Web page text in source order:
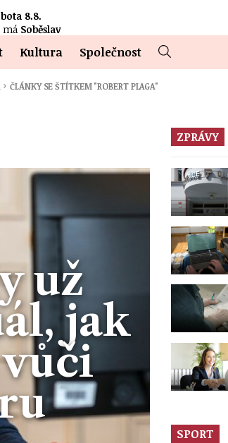
8.8.
má Soběslav
Kultura Společnost
› ČLÁNKY SE ŠTÍTKEM "ROBERT PLAGA"
už
jak
ZPRÁVY
SPORT